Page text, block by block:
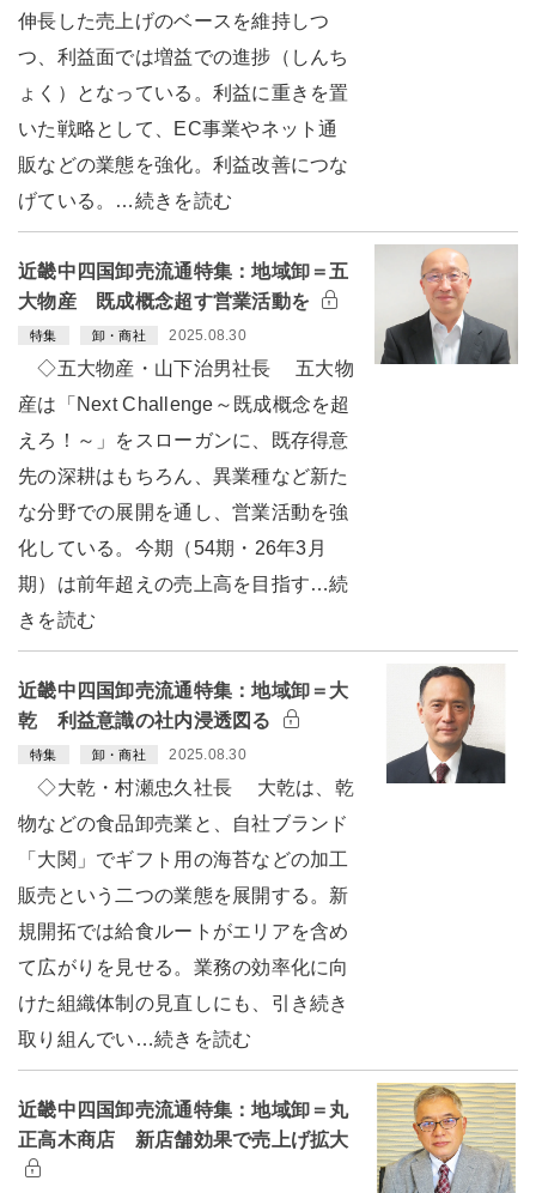
伸長した売上げのベースを維持しつ
つ、利益面では増益での進捗（しんち
ょく）となっている。利益に重きを置
いた戦略として、EC事業やネット通
販などの業態を強化。利益改善につな
げている。…続きを読む
近畿中四国卸売流通特集：地域卸＝五
大物産 既成概念超す営業活動を
特集 卸・商社 2025.08.30
◇五大物産・山下治男社長 五大物
産は「Next Challenge～既成概念を超
えろ！～」をスローガンに、既存得意
先の深耕はもちろん、異業種など新た
な分野での展開を通し、営業活動を強
化している。今期（54期・26年3月
期）は前年超えの売上高を目指す…続
きを読む
近畿中四国卸売流通特集：地域卸＝大
乾 利益意識の社内浸透図る
特集 卸・商社 2025.08.30
◇大乾・村瀬忠久社長 大乾は、乾
物などの食品卸売業と、自社ブランド
「大関」でギフト用の海苔などの加工
販売という二つの業態を展開する。新
規開拓では給食ルートがエリアを含め
て広がりを見せる。業務の効率化に向
けた組織体制の見直しにも、引き続き
取り組んでい…続きを読む
近畿中四国卸売流通特集：地域卸＝丸
正高木商店 新店舗効果で売上げ拡大